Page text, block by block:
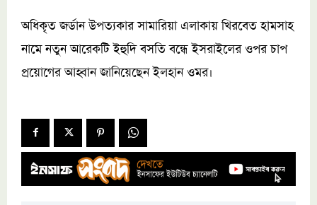
অধিকৃত জর্ডান উপত্যকার সামারিয়া এলাকায় খিরবেত হামসাহ
নামে নতুন আরেকটি ইহুদি বসতি বন্ধে ইসরাইলের ওপর চাপ
প্রয়োগের আহ্বান জানিয়েছেন ইলহান ওমর।